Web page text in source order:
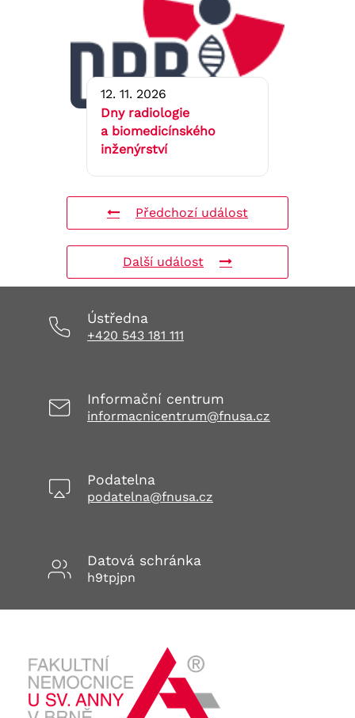
12. 11. 2026
Dny radiologie
a biomedicínského
inženýrství
Předchozí událost
Další událost
Ústředna
+420 543 181 111
Informační centrum
informacnicentrum@fnusa.cz
Podatelna
podatelna@fnusa.cz
Datová schránka
h9tpjpn